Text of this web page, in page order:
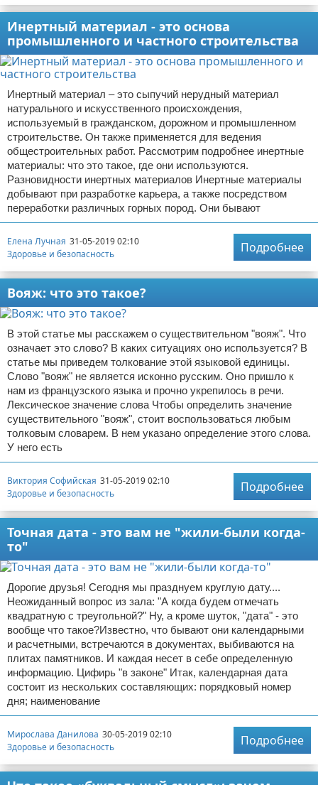
Инертный материал - это основа
промышленного и частного строительства
Инертный материал – это сыпучий нерудный материал
натурального и искусственного происхождения,
используемый в гражданском, дорожном и промышленном
строительстве. Он также применяется для ведения
общестроительных работ. Рассмотрим подробнее инертные
материалы: что это такое, где они используются.
Разновидности инертных материалов Инертные материалы
добывают при разработке карьера, а также посредством
переработки различных горных пород. Они бывают
Елена Лучная 31-05-2019 02:10
Здоровье и безопасность
Подробнее
Вояж: что это такое?
В этой статье мы расскажем о существительном "вояж". Что
означает это слово? В каких ситуациях оно используется? В
статье мы приведем толкование этой языковой единицы.
Слово "вояж" не является исконно русским. Оно пришло к
нам из французского языка и прочно укрепилось в речи.
Лексическое значение слова Чтобы определить значение
существительного "вояж", стоит воспользоваться любым
толковым словарем. В нем указано определение этого слова.
У него есть
Виктория Софийская 31-05-2019 02:10
Здоровье и безопасность
Подробнее
Точная дата - это вам не "жили-были когда-
то"
Дорогие друзья! Сегодня мы празднуем круглую дату....
Неожиданный вопрос из зала: "А когда будем отмечать
квадратную с треугольной?" Ну, а кроме шуток, "дата" - это
вообще что такое?Известно, что бывают они календарными
и расчетными, встречаются в документах, выбиваются на
плитах памятников. И каждая несет в себе определенную
информацию. Цифирь "в законе" Итак, календарная дата
состоит из нескольких составляющих: порядковый номер
дня; наименование
Мирослава Данилова 30-05-2019 02:10
Здоровье и безопасность
Подробнее